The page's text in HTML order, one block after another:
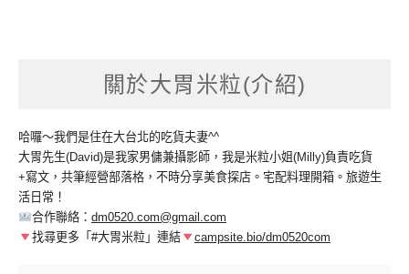
關於大胃米粒(介紹)
哈囉～我們是住在大台北的吃貨夫妻^^
大胃先生(David)是我家男傭兼攝影師，我是米粒小姐(Milly)負責吃貨
+寫文，共筆經營部落格，不時分享美食探店。宅配料理開箱。旅遊生
活日常！
合作聯絡： dm0520.com@gmail.com
找尋更多「#大胃米粒」連結
campsite.bio/dm0520com